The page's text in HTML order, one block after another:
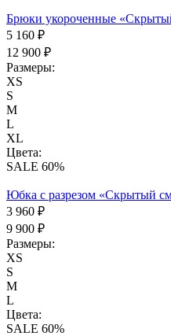
Брюки укороченные
5 160 ₽
12 900 ₽
Размеры:
XS
S
M
L
XL
Цвета:
SALE 60%
Юбка с разрезом «Скрытый
3 960 ₽
9 900 ₽
Размеры:
XS
S
M
L
Цвета:
SALE 60%